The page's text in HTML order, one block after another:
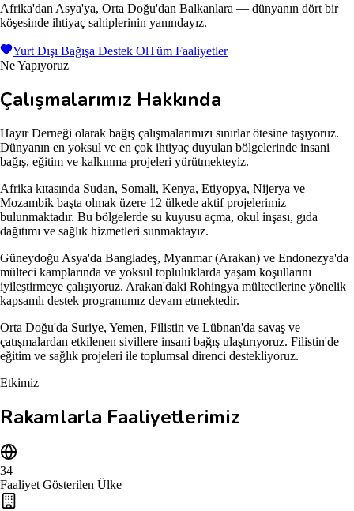
Afrika'dan Asya'ya, Orta Doğu'dan Balkanlara — dünyanın dört bir
köşesinde ihtiyaç sahiplerinin yanındayız.
Yurt Dışı Bağışa Destek OlTüm Faaliyetler
Ne Yapıyoruz
Çalışmalarımız Hakkında
Hayır Derneği olarak bağış çalışmalarımızı sınırlar ötesine taşıyoruz.
Dünyanın en yoksul ve en çok ihtiyaç duyulan bölgelerinde insani
bağış, eğitim ve kalkınma projeleri yürütmekteyiz.
Afrika kıtasında Sudan, Somali, Kenya, Etiyopya, Nijerya ve
Mozambik başta olmak üzere 12 ülkede aktif projelerimiz
bulunmaktadır. Bu bölgelerde su kuyusu açma, okul inşası, gıda
dağıtımı ve sağlık hizmetleri sunmaktayız.
Güneydoğu Asya'da Bangladeş, Myanmar (Arakan) ve Endonezya'da
mülteci kamplarında ve yoksul topluluklarda yaşam koşullarını
iyileştirmeye çalışıyoruz. Arakan'daki Rohingya mültecilerine yönelik
kapsamlı destek programımız devam etmektedir.
Orta Doğu'da Suriye, Yemen, Filistin ve Lübnan'da savaş ve
çatışmalardan etkilenen sivillere insani bağış ulaştırıyoruz. Filistin'de
eğitim ve sağlık projeleri ile toplumsal direnci destekliyoruz.
Etkimiz
Rakamlarla Faaliyetlerimiz
34
Faaliyet Gösterilen Ülke